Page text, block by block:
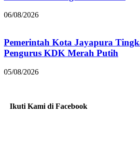
06/08/2026
Pemerintah Kota Jayapura
Pengurus KDK Merah Putih
05/08/2026
Ikuti Kami di Facebook